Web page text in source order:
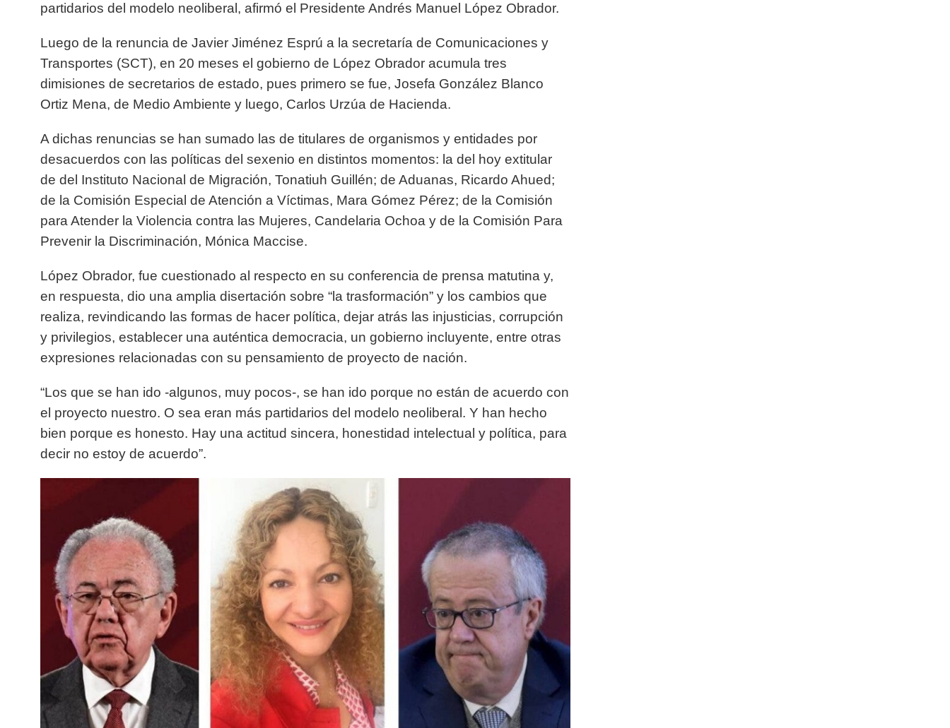
partidarios del modelo neoliberal, afirmó el Presidente Andrés Manuel López Obrador.
Luego de la renuncia de Javier Jiménez Esprú a la secretaría de Comunicaciones y
Transportes (SCT), en 20 meses el gobierno de López Obrador acumula tres
dimisiones de secretarios de estado, pues primero se fue, Josefa González Blanco
Ortiz Mena, de Medio Ambiente y luego, Carlos Urzúa de Hacienda.
A dichas renuncias se han sumado las de titulares de organismos y entidades por
desacuerdos con las políticas del sexenio en distintos momentos: la del hoy extitular
de del Instituto Nacional de Migración, Tonatiuh Guillén; de Aduanas, Ricardo Ahued;
de la Comisión Especial de Atención a Víctimas, Mara Gómez Pérez; de la Comisión
para Atender la Violencia contra las Mujeres, Candelaria Ochoa y de la Comisión Para
Prevenir la Discriminación, Mónica Maccise.
López Obrador, fue cuestionado al respecto en su conferencia de prensa matutina y,
en respuesta, dio una amplia disertación sobre “la trasformación” y los cambios que
realiza, revindicando las formas de hacer política, dejar atrás las injusticias, corrupción
y privilegios, establecer una auténtica democracia, un gobierno incluyente, entre otras
expresiones relacionadas con su pensamiento de proyecto de nación.
“Los que se han ido -algunos, muy pocos-, se han ido porque no están de acuerdo con
el proyecto nuestro. O sea eran más partidarios del modelo neoliberal. Y han hecho
bien porque es honesto. Hay una actitud sincera, honestidad intelectual y política, para
decir no estoy de acuerdo”.